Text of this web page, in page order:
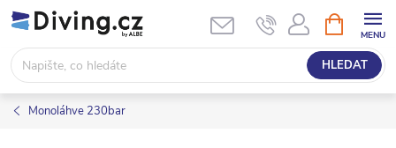
Přejít
na
obsah
HLEDAT
NÁKUPNÍ
KOŠÍK
Monoláhve 230bar